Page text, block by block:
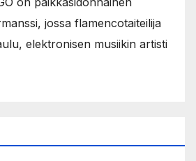
jossa flamencotaiteilija
elektronisen musiikin artisti